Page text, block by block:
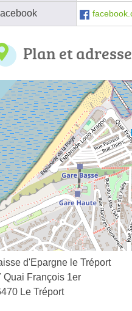
Plan et adresse
d'Epargne le Tréport
Quai François 1er
Le Tréport